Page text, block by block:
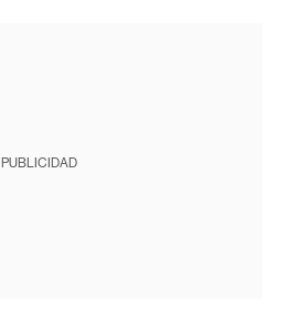
PUBLICIDAD